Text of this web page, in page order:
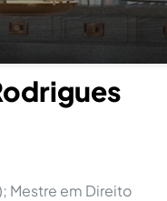
Mestre em Direito